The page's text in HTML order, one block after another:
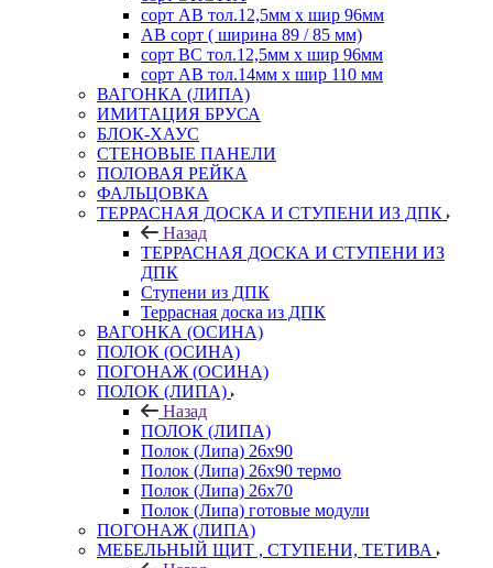
сорт АВ тол.12,5мм х шир 96мм
АВ сорт ( ширина 89 / 85 мм)
сорт ВС тол.12,5мм х шир 96мм
сорт АВ тол.14мм х шир 110 мм
ВАГОНКА (ЛИПА)
ИМИТАЦИЯ БРУСА
БЛОК-ХАУС
СТЕНОВЫЕ ПАНЕЛИ
ПОЛОВАЯ РЕЙКА
ФАЛЬЦОВКА
ТЕРРАСНАЯ ДОСКА И СТУПЕНИ ИЗ ДПК
Назад
ТЕРРАСНАЯ ДОСКА И СТУПЕНИ ИЗ
ДПК
Ступени из ДПК
Террасная доска из ДПК
ВАГОНКА (ОСИНА)
ПОЛОК (ОСИНА)
ПОГОНАЖ (ОСИНА)
ПОЛОК (ЛИПА)
Назад
ПОЛОК (ЛИПА)
Полок (Липа) 26х90
Полок (Липа) 26х90 термо
Полок (Липа) 26х70
Полок (Липа) готовые модули
ПОГОНАЖ (ЛИПА)
МЕБЕЛЬНЫЙ ЩИТ , СТУПЕНИ, ТЕТИВА